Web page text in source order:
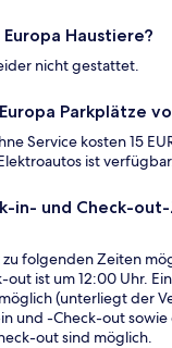
Haustiere?
nicht gestattet.
Parkplätze
Service kosten 15
ist
in- und Check-
zu folgenden Zeiten
out ist um 12:00 Uhr.
(unterliegt der
und -Check-out
out sind möglich.